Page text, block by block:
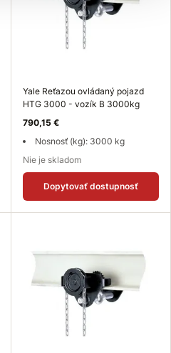
Yale Reťazou ovládaný pojazd
HTG 3000 - vozík B 3000kg
790,15 €
Nosnosť (kg): 3000 kg
Nie je skladom
Dopytovať dostupnosť